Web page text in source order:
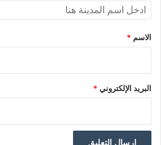
الاسم *
البريد الإلكتروني *